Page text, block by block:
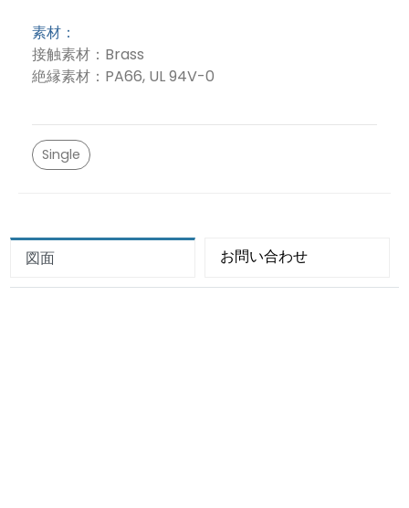
素材：
接触素材：Brass
絶縁素材：PA66, UL 94V-0
Single
図面 お問い合わせ